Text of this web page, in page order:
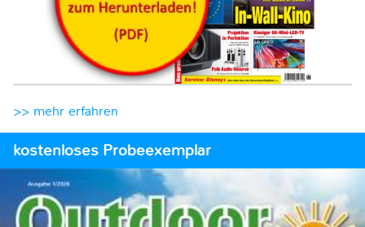
>> mehr erfahren
kostenloses Probeexemplar